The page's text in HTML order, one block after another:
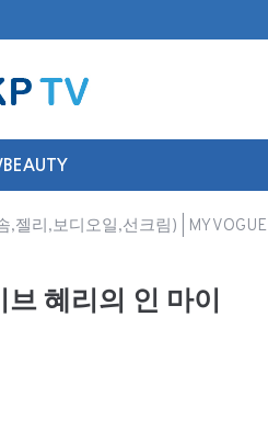
,젤리,보디오일,선크림) | MY VOGUE
혜리의 인 마이